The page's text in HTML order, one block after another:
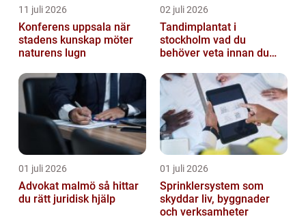
11 juli 2026
Konferens uppsala när
stadens kunskap möter
naturens lugn
02 juli 2026
Tandimplantat i
stockholm vad du
behöver veta innan du
01 juli 2026
Advokat malmö så hittar
du rätt juridisk hjälp
01 juli 2026
Sprinklersystem som
skyddar liv, byggnader
och verksamheter